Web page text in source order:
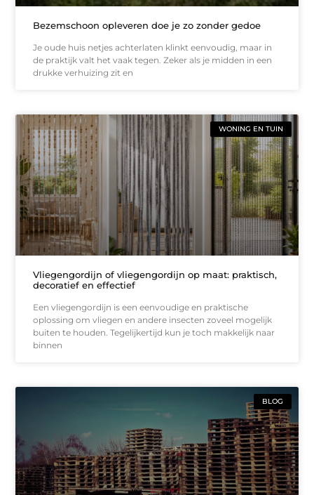
Bezemschoon opleveren doe je zo zonder gedoe
Je oude huis netjes achterlaten klinkt eenvoudig, maar in
de praktijk valt het vaak tegen. Zeker als je midden in een
drukke verhuizing zit en
WONING EN TUIN
Vliegengordijn of vliegengordijn op maat: praktisch,
decoratief en effectief
Een vliegengordijn is een eenvoudige en praktische
oplossing om vliegen en andere insecten zoveel mogelijk
buiten te houden. Tegelijkertijd kun je toch makkelijk naar
binnen
BLOG